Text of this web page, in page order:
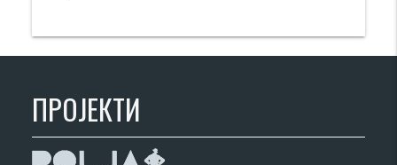
ПРОЈЕКТИ